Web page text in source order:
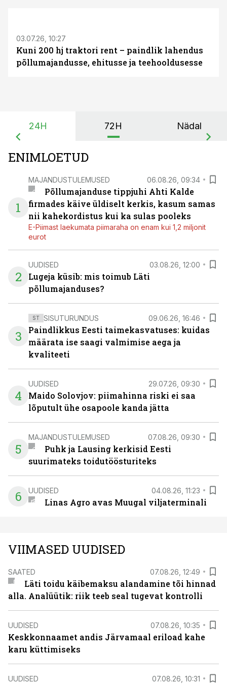
03.07.26, 10:27
Kuni 200 hj traktori rent – paindlik lahendus
põllumajandusse, ehitusse ja teehooldusesse
24H 72H Nädal
ENIMLOETUD
1
MAJANDUSTULEMUSED 06.08.26, 09:34
Põllumajanduse tippjuhi Ahti Kalde
firmades käive üldiselt kerkis, kasum samas
nii kahekordistus kui ka sulas pooleks
E-Piimast laekumata piimaraha on enam kui 1,2 miljonit
eurot
2
UUDISED 03.08.26, 12:00
Lugeja küsib: mis toimub Läti
põllumajanduses?
3
ST SISUTURUNDUS 09.06.26, 16:46
Paindlikkus Eesti taimekasvatuses: kuidas
määrata ise saagi valmimise aega ja
kvaliteeti
4
UUDISED 29.07.26, 09:30
Maido Solovjov: piimahinna riski ei saa
lõputult ühe osapoole kanda jätta
5
MAJANDUSTULEMUSED 07.08.26, 09:30
Puhk ja Lausing kerkisid Eesti
suurimateks toidutöösturiteks
6 UUDISED 04.08.26, 11:23
Linas Agro avas Muugal viljaterminali
VIIMASED UUDISED
SAATED 07.08.26, 12:49
Läti toidu käibemaksu alandamine tõi hinnad
alla. Analüütik: riik teeb seal tugevat kontrolli
UUDISED 07.08.26, 10:35
Keskkonnaamet andis Järvamaal eriload kahe
karu küttimiseks
UUDISED 07.08.26, 10:31